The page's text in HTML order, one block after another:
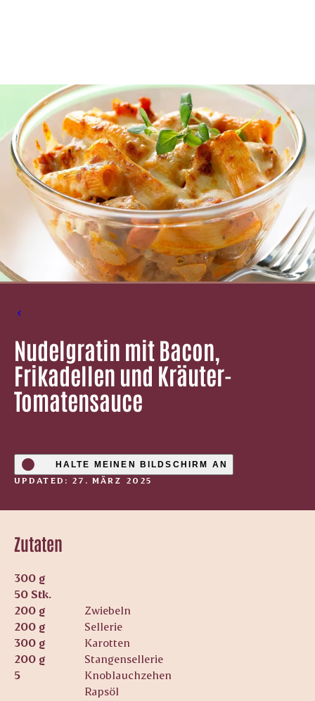
Nudelgratin mit Bacon,
Frikadellen und Kräuter-
Tomatensauce
HALTE MEINEN BILDSCHIRM AN
UPDATED: 27. MÄRZ 2025
Zutaten
300 g
50 Stk.
200 g
Zwiebeln
200 g
Sellerie
300 g
Karotten
200 g
Stangensellerie
5
Knoblauchzehen
Rapsöl